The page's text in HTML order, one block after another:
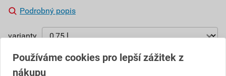
Podrobný popis
varianty
Vyberte si prodejnu
Skladem v (1) prodejnách
Používáme cookies pro lepší zážitek z
nákupu